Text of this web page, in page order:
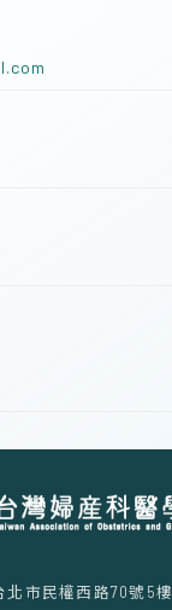
北市民權西路70號5樓